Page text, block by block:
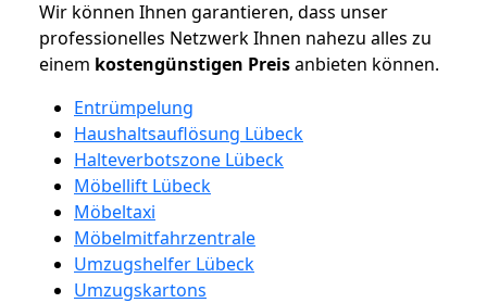
Wir können Ihnen garantieren, dass unser
professionelles Netzwerk Ihnen nahezu alles zu
einem kostengünstigen Preisanbieten können.
Entrümpelung
Haushaltsauflösung Lübeck
Halteverbotszone Lübeck
Möbellift Lübeck
Möbeltaxi
Möbelmitfahrzentrale
Umzugshelfer Lübeck
Umzugskartons